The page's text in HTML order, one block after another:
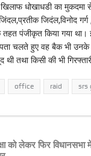
धोखाधडी का
जिदंल,विनोद गर्ग
पंजीकृत किया गया
पता चलते हुए वह बैक भी
तथा किसी की भी
office raid srs
को लेकर फिर